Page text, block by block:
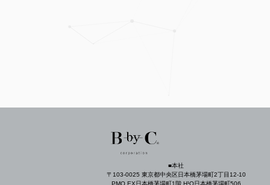
■本社
〒103-0025 東京都中央区日本橋茅場町2丁目12-10
PMO EX日本橋茅場町1階 H¹O日本橋茅場町506